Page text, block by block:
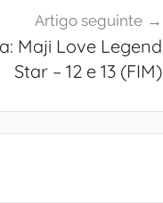
Artigo seguinte
Maji Love Legend
Star – 12 e 13 (FIM)